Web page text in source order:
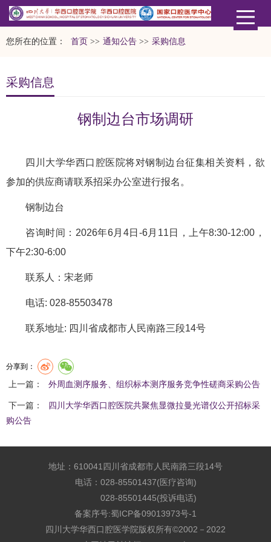
您所在的位置： 首页 >> 通知公告 >> 采购信息
采购信息
钢制边台市场调研
四川大学华西口腔医院将对钢制边台征集相关资料，欲
参加的供应商请联系招采办公室进行报名。
钢制边台
咨询时间：2026年6月4日-6月11日，上午8:30-12:00，
下午2:30-6:00
联系人：宋老师
电话: 028-85503478
联系地址: 四川省成都市人民南路三段14号
分享到：
上一篇： 外周血测序服务、组织标本测序服务竞争性磋商采购公告
下一篇：
四川大学华西口腔医院共聚焦显微拉曼光谱仪公开招标采
购公告
地址：610041四川省成都市人民南路三段14号
电话：028-85501437(医疗咨询)
028-85501445(投诉电话)
备案序号:蜀ICP备09013973号-1
四川大学华西口腔医学院版权所有©2002－2022